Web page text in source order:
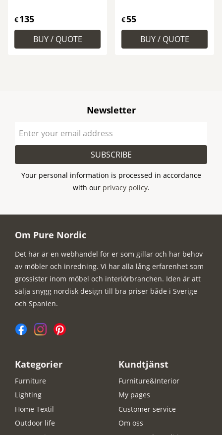
€135 €55
Newsletter
SUBSCRIBE
Your personal information is processed in accordance
with our privacy policy.
Om Pure Nordic
Det här är en webhandel för er som gillar och har behov
av möbler och inredning. Vi har alla lång erfarenhet som
grossister inom möbel och interiörbranchen. Iden är att
sälja snygg nordisk design till bra priser både i Sverige
och Spanien.
Kategorier
Furniture
Lighting
Home Textil
Outdoor life
Kundtjänst
Furniture&Interior
My pages
Customer service
Om oss